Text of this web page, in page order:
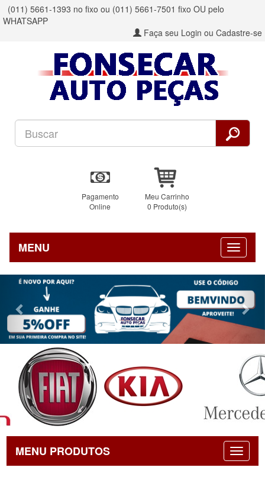
(011) 5661-1393 no fixo ou (011) 5661-7501 fixo OU pelo
WHATSAPP
Faça seu Login ou Cadastre-se
Pagamento
Online
Meu Carrinho
0 Produto(s)
MENU
Previous
MENU PRODUTOS